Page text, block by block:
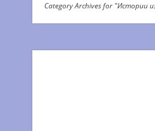
Category Archives for "Истории